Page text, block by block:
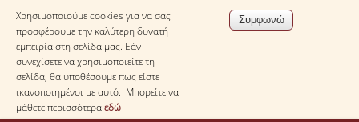
Χρησιμοποιούμε cookies για να σας
προσφέρουμε την καλύτερη δυνατή
εμπειρία στη σελίδα μας. Εάν
συνεχίσετε να χρησιμοποιείτε τη
σελίδα, θα υποθέσουμε πως είστε
ικανοποιημένοι με αυτό. Μπορείτε να
μάθετε περισσότεραεδώ